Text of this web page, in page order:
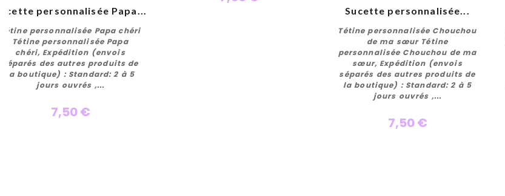
Personnaliser
personnalisée Papa...
Tétine personnalisée Papa chéri
Tétine personnalisée Papa
chéri, Expédition (envois
séparés des autres produits de
la boutique) : Standard: 2 à 5
jours ouvrés ,...
7,50 €
Personnaliser
Sucette personnalisée...
Tétine personnalisée Chouchou
de ma sœur Tétine
personnalisée Chouchou de ma
sœur, Expédition (envois
séparés des autres produits de
la boutique) : Standard: 2 à 5
jours ouvrés ,...
7,50 €